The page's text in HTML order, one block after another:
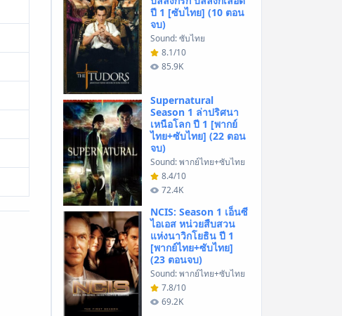
ปี 1 [ซับไทย] (10 ตอน
จบ)
Sound: ซับไทย
8.1/10
85.9K
Supernatural
Season 1 ล่าปริศนา
เหนือโลก ปี 1 [พากย์
ไทย+ซับไทย] (22 ตอน
จบ)
Sound: พากย์ไทย+ซับไทย
8.4/10
72.4K
NCIS: Season 1 เอ็นซี
ไอเอส หน่วยสืบสวน
แห่งนาวิกโยธิน ปี 1
[พากย์ไทย+ซับไทย]
(23 ตอนจบ)
Sound: พากย์ไทย+ซับไทย
7.8/10
69.2K